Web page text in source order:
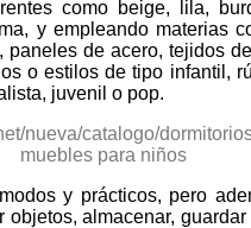
como beige, lila,
y empleando materias
paneles de acero, tejidos
o estilos de tipo infantil,
juvenil o pop.
y prácticos, pero
almacenar,